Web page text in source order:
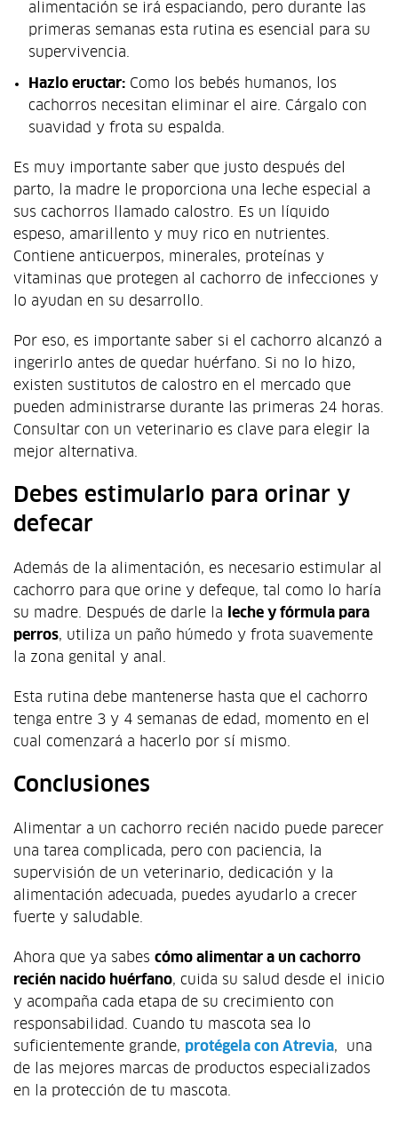
alimentación se irá espaciando, pero durante las
primeras semanas esta rutina es esencial para su
supervivencia.
Hazlo eructar: Como los bebés humanos, los
cachorros necesitan eliminar el aire. Cárgalo con
suavidad y frota su espalda.
Es muy importante saber que justo después del
parto, la madre le proporciona una leche especial a
sus cachorros llamado calostro. Es un líquido
espeso, amarillento y muy rico en nutrientes.
Contiene anticuerpos, minerales, proteínas y
vitaminas que protegen al cachorro de infecciones y
lo ayudan en su desarrollo.
Por eso, es importante saber si el cachorro alcanzó a
ingerirlo antes de quedar huérfano. Si no lo hizo,
existen sustitutos de calostro en el mercado que
pueden administrarse durante las primeras 24 horas.
Consultar con un veterinario es clave para elegir la
mejor alternativa.
Debes estimularlo para orinar y
defecar
Además de la alimentación, es necesario estimular al
cachorro para que orine y defeque, tal como lo haría
su madre. Después de darle la
leche y fórmula para
perros, utiliza un paño húmedo y frota suavemente
la zona genital y anal.
Esta rutina debe mantenerse hasta que el cachorro
tenga entre 3 y 4 semanas de edad, momento en el
cual comenzará a hacerlo por sí mismo.
Conclusiones
Alimentar a un cachorro recién nacido puede parecer
una tarea complicada, pero con paciencia, la
supervisión de un veterinario, dedicación y la
alimentación adecuada, puedes ayudarlo a crecer
fuerte y saludable.
Ahora que ya sabes cómo alimentar a un cachorro
recién nacido huérfano, cuida su salud desde el inicio
y acompaña cada etapa de su crecimiento con
responsabilidad. Cuando tu mascota sea lo
suficientemente grande, protégela con Atrevia, una
de las mejores marcas de productos especializados
en la protección de tu mascota.